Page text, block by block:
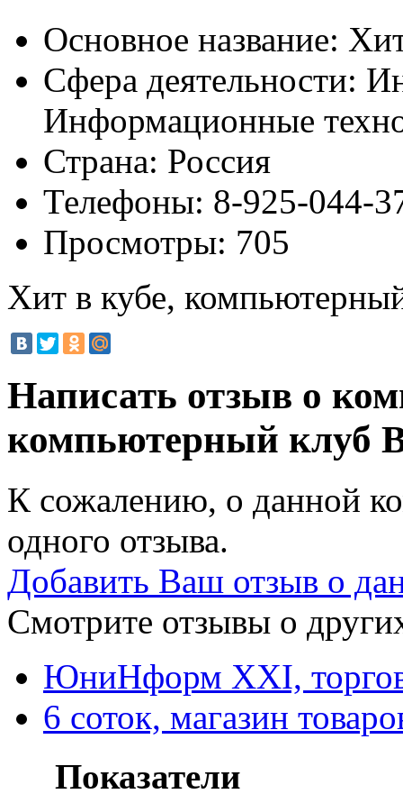
Основное название:
Сфера деятельности:
Информационные
Страна: Россия
Телефоны: 8-925-044-
Просмотры: 705
Хит в кубе,
Написать отзыв о
компьютерный клуб
К сожалению, о данной
одного отзыва.
Добавить Ваш отзыв о
Смотрите отзывы о
ЮниНформ XXI,
6 соток, магазин
Показатели